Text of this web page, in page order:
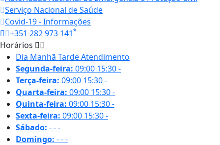
Serviço Nacional de Saúde
Covid-19 - Informações
+351 282 973 141*
Horários
Dia Manhã TardeAtendimento
Segunda-feira: 09:00 15:30-
Terça-feira: 09:00 15:30-
Quarta-feira: 09:00 15:30-
Quinta-feira: 09:00 15:30-
Sexta-feira: 09:00 15:30-
Sábado: ---
Domingo: ---